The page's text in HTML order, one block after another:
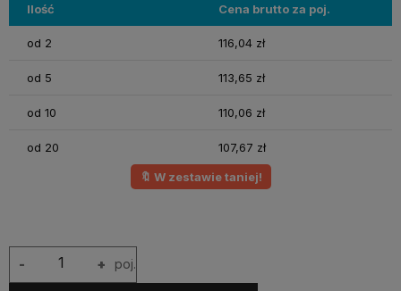
Ilość Cena brutto za poj.
od 2 116,04 zł
od 5 113,65 zł
od 10 110,06 zł
od 20 107,67 zł
🔖 W zestawie taniej!
+
- poj.